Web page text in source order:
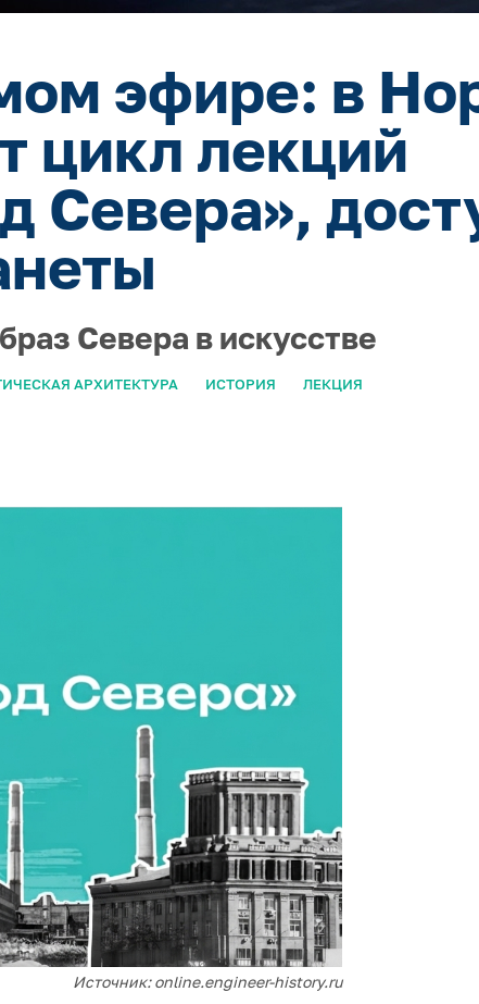
эфире: в
цикл лекций
Севера»,
Севера в искусстве
АРХИТЕКТУРА ИСТОРИЯ ЛЕКЦИЯ
Источник: online.engineer-history.ru